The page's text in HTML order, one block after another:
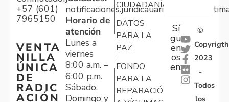
+57 (601)
7965150
VENTA
NILLA
ÚNICA
DE
RADIC
ACIÓN
Horario de
atención
Lunes a
viernes
8:00 a.m. –
6:00 p.m.
Sábado,
Domingo y
CIUDADANÍA
DATOS
PARA LA
PAZ
FONDO
PARA LA
REPARACIÓN
Sí
gu
en
os
en:
©
Copyrigth
2023
-
Todos
los